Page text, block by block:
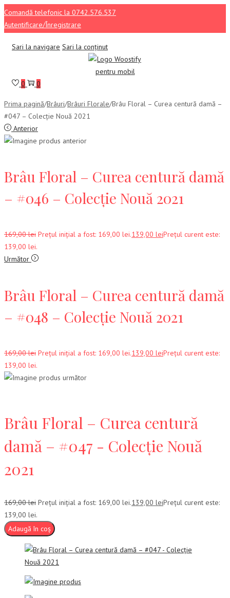
Comandă telefonic la 0742.576.537
Autentificare/Înregistrare
Sari la navigare Sari la conținut
0 0
Prima pagină/Brâuri/Brâuri Florale/Brâu Floral – Curea centură damă –
#047 – Colecție Nouă 2021
Anterior
Brâu Floral – Curea centură damă
– #046 – Colecție Nouă 2021
169,00lei Prețul inițial a fost: 169,00 lei.139,00 leiPrețul curent este:
139,00 lei.
Următor
Brâu Floral – Curea centură damă
– #048 – Colecție Nouă 2021
169,00lei Prețul inițial a fost: 169,00 lei.139,00 leiPrețul curent este:
139,00 lei.
Brâu Floral – Curea centură
damă – #047 - Colecție Nouă
2021
169,00lei Prețul inițial a fost: 169,00 lei.139,00 leiPrețul curent este:
139,00 lei.
Adaugă în coș